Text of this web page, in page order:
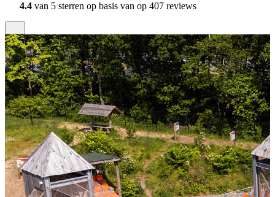
4.4 van 5 sterren op basis van op 407 reviews